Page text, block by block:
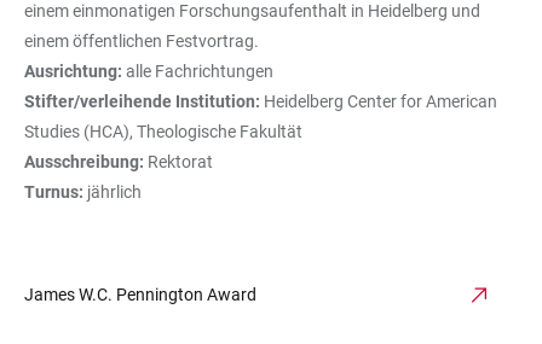
einem einmonatigen Forschungsaufenthalt in Heidelberg und
einem öffentlichen Festvortrag.
Ausrichtung: alle Fachrichtungen
Stifter/verleihende Institution: Heidelberg Center for American
Studies (HCA), Theologische Fakultät
Ausschreibung: Rektorat
Turnus: jährlich
James W.C. Pennington Award